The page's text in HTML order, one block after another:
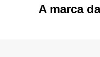
A marca